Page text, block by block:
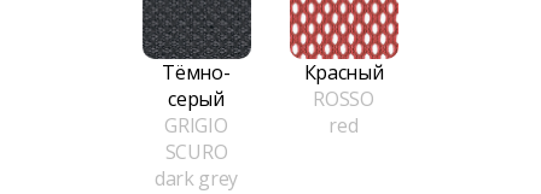
Тёмно-
серый
GRIGIO
SCURO
dark grey
Красный
ROSSO
red